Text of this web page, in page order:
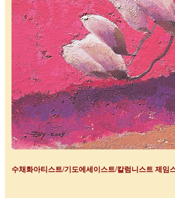
수채화아티스트/기도에세이스트/칼럼니스트 제임